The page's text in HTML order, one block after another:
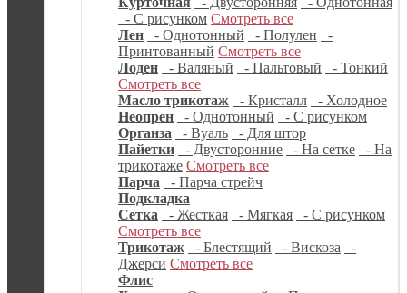
- С рисунком Смотреть все
Лен
- Однотонный - Полулен
-
Принтованный Смотреть все
Лоден
- Валяный - Пальтовый
- Тонкий
Смотреть все
Масло трикотаж
- Кристалл
- Холодное
Неопрен
- Однотонный
- С рисунком
Органза
- Вуаль
- Для штор
Пайетки
- Двусторонние - На сетке
- На
трикотаже Смотреть все
Парча
- Парча стрейч
Подкладка
Сетка
- Жесткая - Мягкая
- С рисунком
Смотреть все
Трикотаж
- Блестящий - Вискоза
-
Джерси Смотреть все
Флис